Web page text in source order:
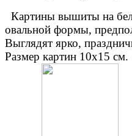
Картины вышиты на
овальной формы,
Выглядят ярко,
Размер картин 10х15 см.